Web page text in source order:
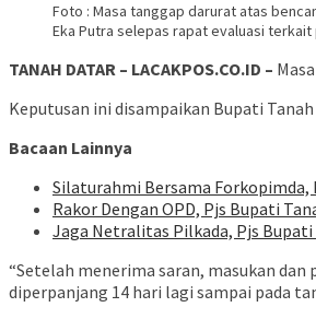
Foto : Masa tanggap darurat atas
Eka Putra selepas rapat evaluasi
TANAH DATAR – LACAKPOS.CO.ID –
Keputusan ini disampaikan Bupati
Bacaan Lainnya
Silaturahmi Bersama Forkopimda,
Rakor Dengan OPD, Pjs Bupati
Jaga Netralitas Pilkada, Pjs
“Setelah menerima saran, masukan
diperpanjang 14 hari lagi sampai pada